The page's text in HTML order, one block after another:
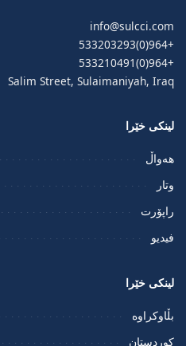
info@sulcci.com
+964(0)533203293
+964(0)533210491
Salim Street, Sulaimaniyah, Iraq
لینکی خێرا
هەواڵ
وتار
راپۆرت
فيديو
لینکی خێرا
بڵاوکراوە
کوردستان